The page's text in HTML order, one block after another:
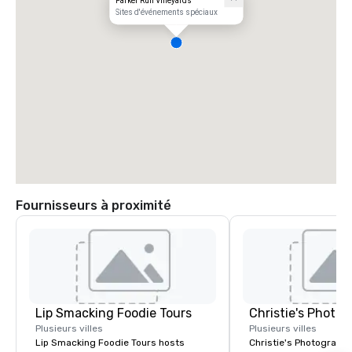
Sites d'événements spéciaux
Fournisseurs à proximité
Lip Smacking Foodie Tours
Plusieurs villes
Lip Smacking Foodie Tours hosts
Plusieurs villes
Christie's